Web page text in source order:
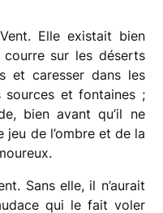
Elle existait bien
sur les déserts
et caresser dans les
sources et fontaines ;
bien avant qu’il ne
jeu de l’ombre et de la
Sans elle, il n’aurait
qui le fait voler